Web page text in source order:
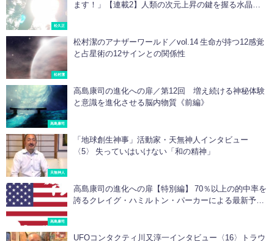
松久正
ます！」【連載2】人類の次元上昇の鍵を握る水晶と
松村潔
松村潔のアナザーワールド／vol.14 生命が持つ12感覚
と占星術の12サインとの関係性
高島康司
高島康司の進化への扉／第12回 増え続ける神秘体験
と意識を進化させる脳内物質《前編》
天無神人
「地球創生神事」活動家・天無神人インタビュー
〈5〉 失っていはいけない「和の精神」
高島康司
高島康司の進化への扉【特別編】 70％以上の的中率を
誇るクレイグ・ハミルトン・パーカーによる最新予言
UFOコンタクティ川又淳一インタビュー〈16〉トラウ